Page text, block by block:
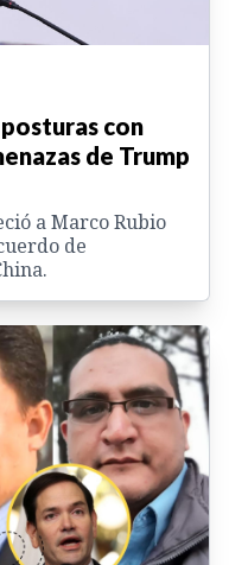
con
de Trump
a Marco Rubio
de